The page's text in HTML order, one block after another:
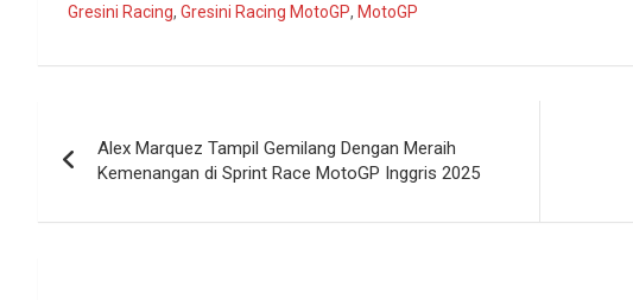
Gresini Racing, Gresini Racing MotoGP, MotoGP
pos
Alex Marquez Tampil Gemilang Dengan Meraih
Kemenangan di Sprint Race MotoGP Inggris 2025